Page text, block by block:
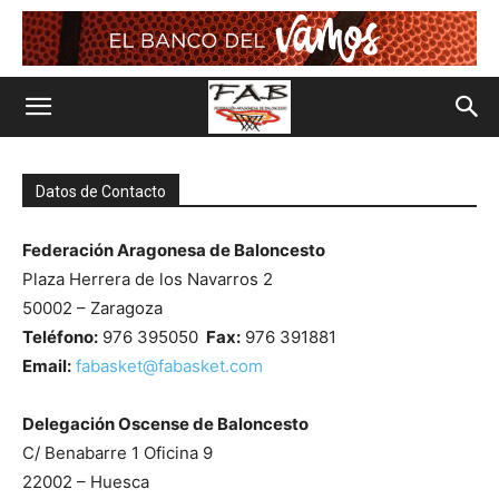
Datos de Contacto
Federación Aragonesa de Baloncesto
Plaza Herrera de los Navarros 2
50002 – Zaragoza
Teléfono: 976 395050 Fax: 976 391881
Email: fabasket@fabasket.com
Delegación Oscense de Baloncesto
C/ Benabarre 1 Oficina 9
22002 – Huesca